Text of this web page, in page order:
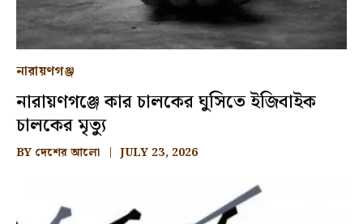
নারায়ণগঞ্জ
নারায়ণগঞ্জে কার চালকের ঘুসিতে ইজিবাইক
চালকের মৃত্যু
BY দেশের আলো JULY 23, 2026